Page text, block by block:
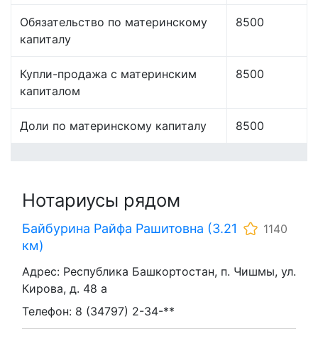
Обязательство по материнскому
капиталу
8500
Купли-продажа с материнским
капиталом
8500
Доли по материнскому капиталу 8500
Нотариусы рядом
Байбурина Райфа Рашитовна (3.21
км)
1140
Адрес: Республика Башкортостан, п. Чишмы, ул.
Кирова, д. 48 а
Телефон: 8 (34797) 2-34-**